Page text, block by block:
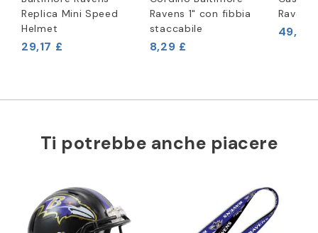
Replica Mini Speed
Helmet
29,17 £
Ravens 1" con fibbia
staccabile
8,29 £
Ravens
49,96
Ti potrebbe anche piacere